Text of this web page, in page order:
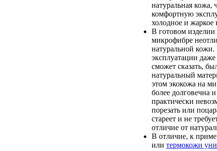
натуральная кожа,
комфортную
холодное и жаркое
В готовом изделии
микрофибре
натуральной кожи.
эксплуатации
сможет сказать,
натуральный
этом экокожа на
более долговечна
практически
порезать или
стареет и не
отличие от
В отличие, к
или термокожи